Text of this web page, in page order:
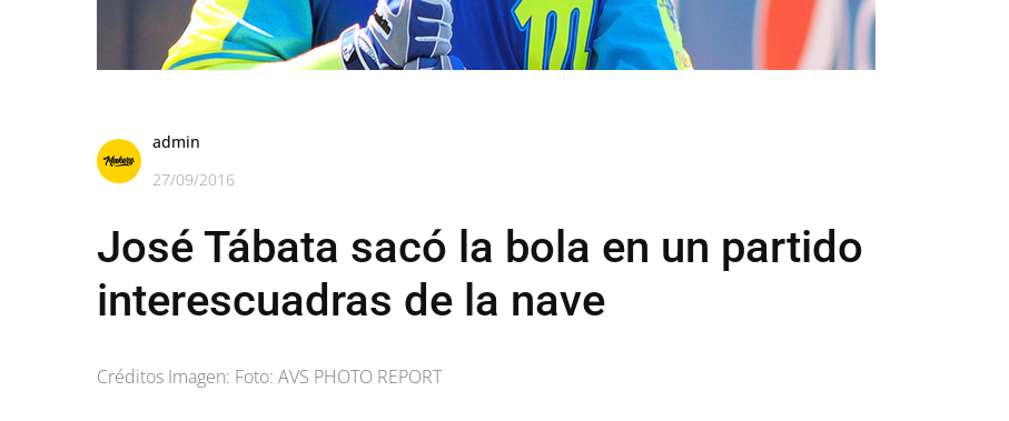
admin
27/09/2016
José Tábata sacó la bola en un partido
interescuadras de la nave
Créditos Imagen: Foto: AVS PHOTO REPORT